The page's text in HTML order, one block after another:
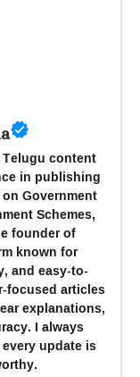
content
in publishing
Government
Schemes,
founder of
known for
and easy-to-
focused articles
explanations,
I always
update is